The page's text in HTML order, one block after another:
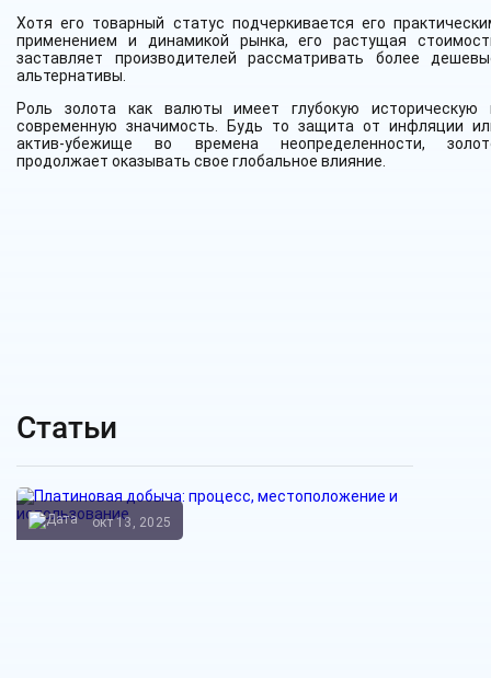
Статьи
окт 13, 2025
Хотя его товарный статус подчеркивается его
применением и динамикой рынка, его растущая
заставляет производителей рассматривать более
альтернативы.
Роль золота как валюты имеет глубокую историческую
современную значимость. Будь то защита от инфляции
актив-убежище во времена неопределенности,
продолжает оказывать свое глобальное влияние.